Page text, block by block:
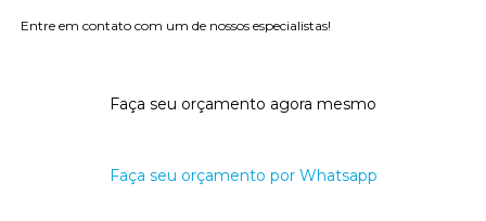
Entre em contato com um de nossos especialistas!
Faça seu orçamento agora mesmo
Faça seu orçamento por Whatsapp